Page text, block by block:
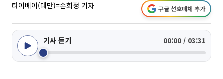
타이베이(대만)=손희정 기자 구글 선호매체 추가
기사 듣기 00:00 / 03:31